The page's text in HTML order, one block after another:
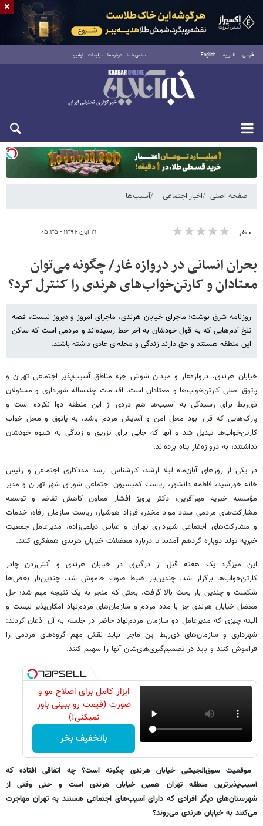
فارسی العربية English تماس با ما درباره ما تبلیغات آرشیو
یکشنبه ۱۸ مرداد ۱۴۰۵
صفحه اصلی اخبار اجتماعی آسیب‌ها
۰ نفر ۲۱ آبان ۱۳۹۴ - ۰۵:۳۵
بحران انسانی در دروازه غار/ چگونه می‌توان
معتادان و کارتن‌خواب‌های هرندی را کنترل کرد؟
روزنامه شرق نوشت: ماجرای خیابان هرندی، ماجرای امروز و دیروز نیست، قصه
تلخ آدم‌هایی که به قول خودشان به آخر خط رسیده‌اند و مردمی است که ساکن
این منطقه هستند و حق دارند زندگی و محله‌ای عادی داشته باشند.
خیابان هرندی، دروازه‌غار و میدان شوش جزء مناطق آسیب‌پذیر اجتماعی تهران و
پاتوق اصلی کارتن‌خواب‌ها و معتادان است. اقدامات چندساله شهرداری و مسئولان
ذی‌ربط برای رسیدگی به آسیب‌ها هم دردی از این منطقه دوا نکرده است و
پارک‌هایی که قرار بود محل امن و آسایش مردم باشد، به پاتوق و محل خواب
کارتن‌خواب‌ها تبدیل شد و آنها که جایی برای تزریق و زندگی به شیوه خودشان
نداشتند، به دروازه‌غار پناه برده‌اند.
در یکی از روزهای آبان‌ماه لیلا ارشد، کارشناس ارشد مددکاری اجتماعی و رئیس
خانه خورشید، فاطمه دانشور، ریاست کمیسیون اجتماعی شورای شهر تهران و مدیر
مؤسسه خیریه مهرآفرین، دکتر پرویز افشار معاون کاهش تقاضا و توسعه
مشارکت‌های مردمی ستاد مواد مخدر، فرزاد هوشیار، ریاست سازمان رفاه‌، خدمات
و مشارکت‌‌های اجتماعی شهرداری تهران و عباس دیلمی‌زاده، مدیرعامل جمعیت
خیریه تولد دوباره گردهم آمدند تا درباره معضلات خیابان هرندی همفکری کنند.
این میزگرد یک هفته قبل از درگیری در خیابان هرندی و آتش‌زدن چادر
کارتن‌خواب‌ها برگزار شد. چندین‌بار ضبط صوت خاموش شد، چندین‌بار بغض‌ها
شکست و چندین بار بحث بالا گرفت، بحثی که منجر به یک نتیجه مهم شد؛ حل
معضل خیابان هرندی جز با مدد مردم و سازمان‌های مردم‌نهاد امکان‌پذیر نیست و
البته چیزی که مدیرعامل دو سازمان مردم‌نهاد حاضر در جلسه به آن اذعان کردند:
شهرداری و سازمان‌های ذی‌ربط این ماجرا نباید نقش مهم گروه‌های مردمی را
فراموش کنند و باید در تصمیم‌گیری‌های‌شان آنها را سهیم کنند.
ابزار کامل برای اصلاح مو و
صورت (قیمت رو ببینی باور
نمیکنی!)
باتخفیف بخر
‌ موقعیت سوق‌الجیشی خیابان هرندی چگونه است؟ چه اتفاقی افتاده که
آسیب‌پذیرترین منطقه تهران همین خیابان هرندی است و حتی وقتی از
شهرستان‌های دیگر افرادی که دارای آسیب‌های اجتماعی هستند به تهران مهاجرت
می‌کنند به خیابان هرندی می‌روند؟
×